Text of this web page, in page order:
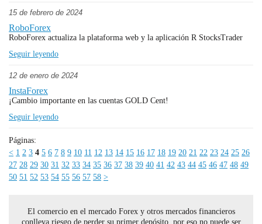
15 de febrero de 2024
RoboForex
RoboForex actualiza la plataforma web y la aplicación R StocksTrader
Seguir leyendo
12 de enero de 2024
InstaForex
¡Cambio importante en las cuentas GOLD Cent!
Seguir leyendo
Páginas:
< 1 2 3 4 5 6 7 8 9 10 11 12 13 14 15 16 17 18 19 20 21 22 23 24 25 26
27 28 29 30 31 32 33 34 35 36 37 38 39 40 41 42 43 44 45 46 47 48 49
50 51 52 53 54 55 56 57 58 >
El comercio en el mercado Forex y otros mercados financieros
conlleva riesgo de perder su primer depósito, por eso no puede ser